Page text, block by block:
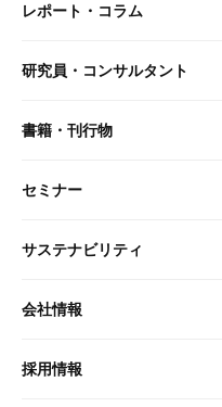
事業・ソリューション ト
リサーチ
大和総研の強み
レポート・コラム
レポート・コラム トップ
最新のレポート・コラム
研究員・コンサルタント
研究員・コンサルタント
研究員
書籍・刊行物
書籍・刊行物 トップ
書籍
セミナー
セミナー トップ
現在受付中のセミナー・イ
サステナビリティ
サステナビリティの取り組
次世代社会への貢献
会社情報
会社情報 トップ
採用情報